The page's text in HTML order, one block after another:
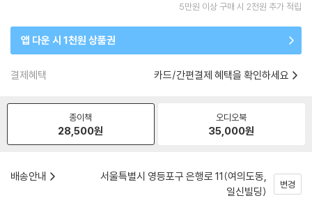
5만원 이상 구매 시 2천원 추가 적립
앱 다운 시 1천원 상품권
결제혜택 카드/간편결제 혜택을 확인하세요
종이책
28,500원
오디오북
35,000원
배송안내
서울특별시 영등포구 은행로 11(여의도동,
일신빌딩)
변경